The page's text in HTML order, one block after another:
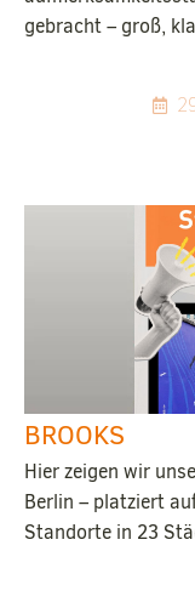
gebracht – groß,
BROOKS
Hier zeigen wir
Berlin – platziert
Standorte in 23